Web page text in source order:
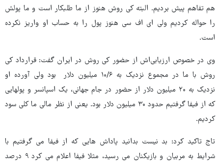
هم تفاهم پیش بردیم. البته کی روش هنوز از ما طلبکار است و ما پولش
را حواله کردیم ولی ای اف سی هنوز پول را به حساب او واریز نکرده
است.
وی در خصوص ارزیابی‌اش از حضور کی روش در ایران گفت: قرارداد کی
روش با ما در مجموع نزدیک به ۱۰/۶ میلیون دلار بود ولی آورده او
نزدیک به ۲۰ میلیون دلار از حضور در جام جهانی، یک اسپانسر و پولهایی
که از فیفا گرفتیم حدود ۳۰ میلیون دلار بود. یعنی از نظر مالی ما کلی سود
کردیم.
تاج تاکید کرد: بد نیست بدانید پاداش هایی که از فیفا می گرفتیم با
شرایط به مربیان و بازیکنان می رسید، مثلا فیفا اعلام می کرد ۹ درصد